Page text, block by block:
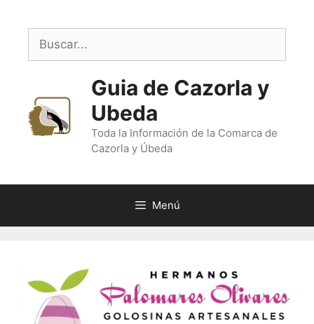
contenido
Buscar:
Guia de Cazorla y
Ubeda
Toda la Información de la Comarca de
Cazorla y Úbeda
Menú